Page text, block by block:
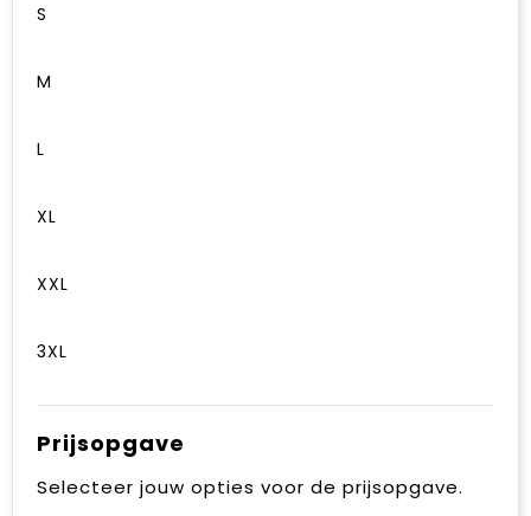
S
M
L
XL
XXL
3XL
Prijsopgave
Selecteer jouw opties voor de prijsopgave.